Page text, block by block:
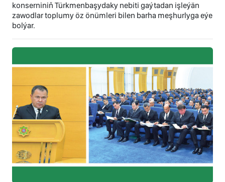
konserniniň Türkmenbaşydaky nebiti gaýtadan işleýän
zawodlar toplumy öz önümleri bilen barha meşhurlyga eýe
bolýar.